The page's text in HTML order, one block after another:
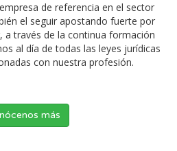
de referencia en el sector
el seguir apostando fuerte por
a través de la continua formación
al día de todas las leyes jurídicas
con nuestra profesión.
más